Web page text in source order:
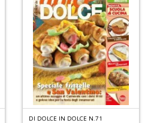
DI DOLCE IN DOLCE N.71